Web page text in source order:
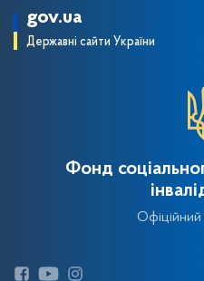
gov.ua
Державні сайти України
Фонд